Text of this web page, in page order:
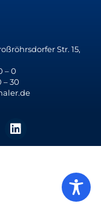
Str. 15,
– 0
– 30